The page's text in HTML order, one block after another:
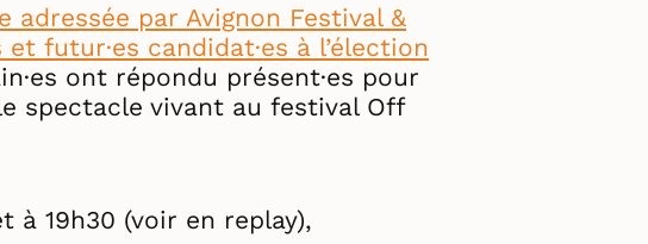
adressée par Avignon Festival &
futur·es candidat·es à l’élection
ont répondu présent·es pour
spectacle vivant au festival Off
à 19h30 (voir en replay),